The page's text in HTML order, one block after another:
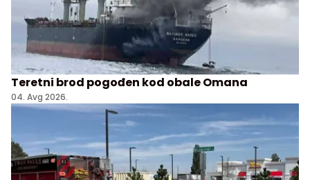
Teretni brod pogođen kod obale Omana
04. Avg 2026.